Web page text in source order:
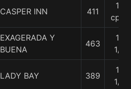
CASPER INN 411
14
cpos
EXAGERADA Y
BUENA
463
15
1/2
LADY BAY 389
15
1/2